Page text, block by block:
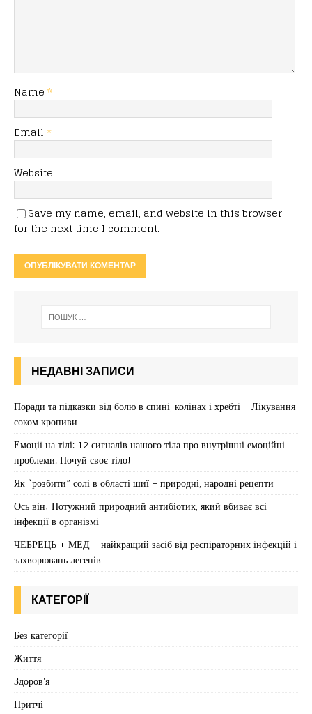
Name *
Email *
Website
Save my name, email, and website in this browser
for the next time I comment.
НЕДАВНІ ЗАПИСИ
Поради та підказки від болю в спині, колінах і хребті – Лікування
соком кропиви
Емоції на тілі: 12 сигналів нашого тіла про внутрішні емоційні
проблеми. Почуй своє тіло!
Як “розбити” солі в області шиї – природні, народні рецепти
Ось він! Потужний природний антибіотик, який вбиває всі
інфекції в організмі
ЧЕБРЕЦЬ + МЕД – найкращий засіб від респіраторних інфекцій і
захворювань легенів
КАТЕГОРІЇ
Без категорії
Життя
Здоров'я
Притчі